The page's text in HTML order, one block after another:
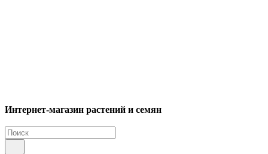
Интернет-магазин растений и семян